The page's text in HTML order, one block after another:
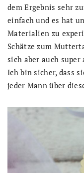
dem Ergebnis sehr
einfach und es hat
Materialien zu
Schätze zum
sich aber auch super
Ich bin sicher, dass
jeder Mann über